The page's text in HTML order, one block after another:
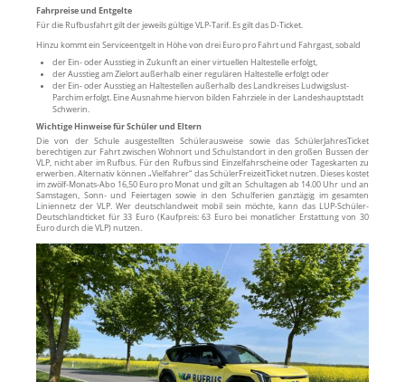
Fahrpreise und Entgelte
Für die Rufbusfahrt gilt der jeweils gültige VLP-Tarif. Es gilt das D-Ticket.
Hinzu kommt ein Serviceentgelt in Höhe von drei Euro pro Fahrt und Fahrgast, sobald
der Ein- oder Ausstieg in Zukunft an einer virtuellen Haltestelle erfolgt,
der Ausstieg am Zielort außerhalb einer regulären Haltestelle erfolgt oder
der Ein- oder Ausstieg an Haltestellen außerhalb des Landkreises Ludwigslust-
Parchim erfolgt. Eine Ausnahme hiervon bilden Fahrziele in der Landeshauptstadt
Schwerin.
Wichtige Hinweise für Schüler und Eltern
Die von der Schule ausgestellten Schülerausweise sowie das SchülerJahresTicket
berechtigen zur Fahrt zwischen Wohnort und Schulstandort in den großen Bussen der
VLP, nicht aber im Rufbus. Für den Rufbus sind Einzelfahrscheine oder Tageskarten zu
erwerben. Alternativ können „Vielfahrer“ das SchülerFreizeitTicket nutzen. Dieses kostet
im zwölf-Monats-Abo 16,50 Euro pro Monat und gilt an Schultagen ab 14.00 Uhr und an
Samstagen, Sonn- und Feiertagen sowie in den Schulferien ganztägig im gesamten
Liniennetz der VLP. Wer deutschlandweit mobil sein möchte, kann das LUP-Schüler-
Deutschlandticket für 33 Euro (Kaufpreis: 63 Euro bei monatlicher Erstattung von 30
Euro durch die VLP) nutzen.